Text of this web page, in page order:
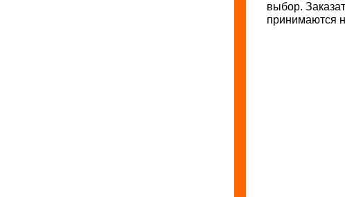
выбор.
принимаются